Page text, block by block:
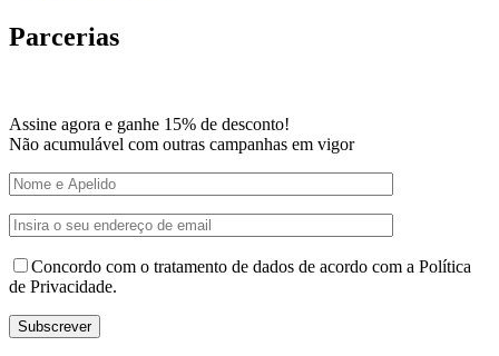
Parcerias
Assine agora e ganhe 15% de desconto!
Não acumulável com outras campanhas em vigor
Concordo com o tratamento de dados de acordo com a Política
de Privacidade.